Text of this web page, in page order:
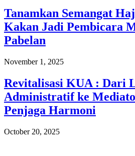
Tanamkan Semangat
Kakan Jadi Pembicara
Pabelan
November 1, 2025
Revitalisasi KUA : Dari
Administratif ke
Penjaga Harmoni
October 20, 2025